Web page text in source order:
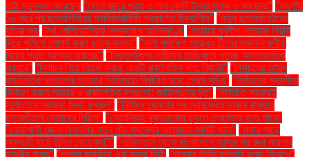
নারী মৃত্যুবরণ করেছেন "দেশে বছরে প্রায় ৩ লাখ কোটি টাকার শুল্ক ও কর ছাড়" "নওগাঁয়
১৬ বছর পর ছাত্রশিবিরের প্রতিষ্ঠাবার্ষিকী প্রকাশ্যে উদযাপিত" "নতুন ছাত্রসংগঠনের
যাত্রা শুরু "নর্থ মেসিডোনিয়ার নৈশক্লাবে অগ্নিকাণ্ড "নাটোরে যুবলীগ নেতাকে পিটুনি
দিয়ে পুলিশে সোপর্দ করল ছাত্র-জনতা" "নানা পদক্ষেপ সত্ত্বেও চীনের তরুণ-তরুণীরা
বিয়ের প্রতি আগ্রহ হারাচ্ছে" "নিভৃতপল্লির নারীদের তৈরি জুতা পাচ্ছে আন্তর্জাতিক
বাজারে" "নির্বাচন নিয়ে বিতর্ক করছে একটি রাজনৈতিক দল: রিজভী" "নির্বাচনের তারিখ
রাজনৈতিক দলগুলোর চাওয়ার ভিত্তিতে নির্ধারিত হবে: প্রেস সচিব" "নির্বাচনের সময়সীমা
নির্ধারণ করবে সরকার ও রাজনৈতিক দলগুলো: জাতিসংঘের দূত" "নির্বাচিত সরকারই
সর্বোত্তম সরকার: মির্জা ফখরুল" "নিষিদ্ধ ঘোষণার পর ভোরবেলায় ঢাকার রাস্তায়
ছাত্রলীগের নেতাদের মিছিল" "নেতানিয়াহু যুক্তরাজ্যে ঢুকলে গ্রেপ্তার হতে পারেন
"নোয়াখালী জেলা বিএনপির নতুন পাঁচ সদস্যের আহ্বায়ক কমিটি গঠন" "পদ্মার পাড়ে
অস্থায়ী হাটে ইলিশ বেচাকেনা"'' "পাকিস্তান থেকে বাংলাদেশে আসার পর রুনা লায়লার
সম্মুখীন বাধার" "পাগলা মসজিদে এক বস্তা চিঠি: "পাবনার শুঁটকি রপ্তানি হচ্ছে বিদেশে"